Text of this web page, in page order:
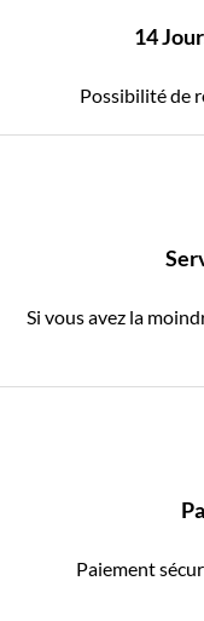
14
Possibilité de
Si vous avez la
Paiement